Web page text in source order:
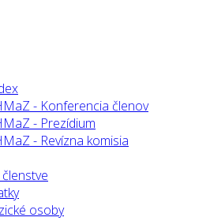
- Konferencia členov
- Prezídium
- Revízna komisia
osoby